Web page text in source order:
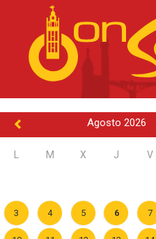
Agosto 2026
M X J V
3 4 5 6 7